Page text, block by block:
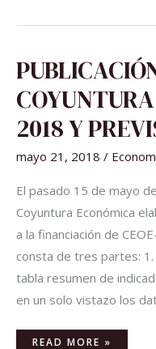
2018 Y
mayo 21, 2018 /
El pasado 15 de mayo
Coyuntura Económica
a la financiación de
consta de tres partes:
tabla resumen de
en un solo vistazo los
PUBLICACIÓN
DEL
INFORME
DE
COYUNTURA
ECONÓMICA
1T
2018
Y
READ MORE »